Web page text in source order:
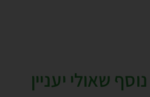
שאולי יעניין